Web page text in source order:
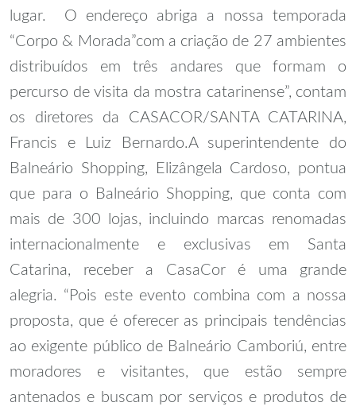
lugar. O endereço abriga a nossa temporada
“Corpo & Morada”com a criação de 27 ambientes
distribuídos em três andares que formam o
percurso de visita da mostra catarinense”, contam
os diretores da CASACOR/SANTA CATARINA,
Francis e Luiz Bernardo.A superintendente do
Balneário Shopping, Elizângela Cardoso, pontua
que para o Balneário Shopping, que conta com
mais de 300 lojas, incluindo marcas renomadas
internacionalmente e exclusivas em Santa
Catarina, receber a CasaCor é uma grande
alegria. “Pois este evento combina com a nossa
proposta, que é oferecer as principais tendências
ao exigente público de Balneário Camboriú, entre
moradores e visitantes, que estão sempre
antenados e buscam por serviços e produtos de